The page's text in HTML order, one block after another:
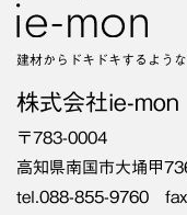
建材からドキドキするよう
株式会社ie-mon
〒783-0004
高知県南国市大埇甲
tel.088-855-9760